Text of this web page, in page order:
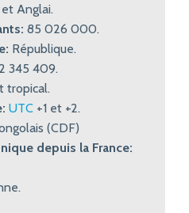
Anglai.
85 026 000.
République.
2 345 409.
tropical.
UTC +1 et +2.
(CDF)
depuis la France: